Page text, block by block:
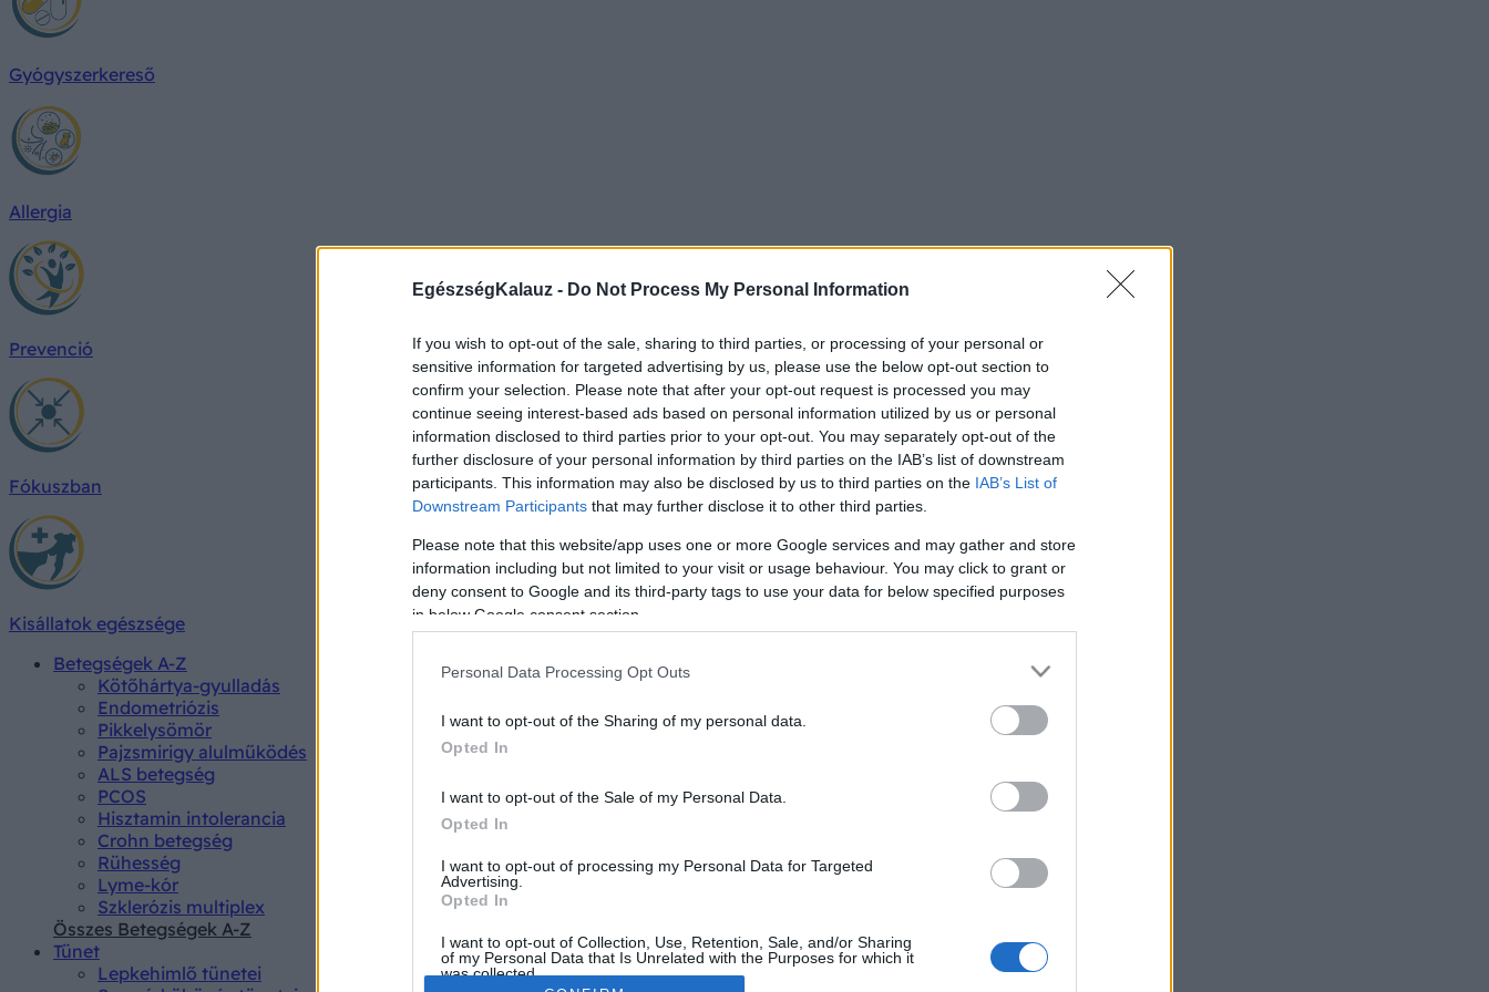
EgészségKalauz - Do Not Process My Personal Information
If you wish to opt-out of the sale, sharing to third parties, or processing of your personal or
sensitive information for targeted advertising by us, please use the below opt-out section to
confirm your selection. Please note that after your opt-out request is processed you may
continue seeing interest-based ads based on personal information utilized by us or personal
information disclosed to third parties prior to your opt-out. You may separately opt-out of the
further disclosure of your personal information by third parties on the IAB’s list of downstream
participants. This information may also be disclosed by us to third parties on the IAB’s List of
Downstream Participants that may further disclose it to other third parties.
Please note that this website/app uses one or more Google services and may gather and store
information including but not limited to your visit or usage behaviour. You may click to grant or
deny consent to Google and its third-party tags to use your data for below specified purposes
in below Google consent section.
Personal Data Processing Opt Outs
I want to opt-out of the Sharing of my personal data.
Opted In
I want to opt-out of the Sale of my Personal Data.
Opted In
I want to opt-out of processing my Personal Data for Targeted
Advertising.
Opted In
I want to opt-out of Collection, Use, Retention, Sale, and/or Sharing
of my Personal Data that Is Unrelated with the Purposes for which it
was collected.
Gyógyszerkereső
Allergia
Prevenció
Fókuszban
Kisállatok egészsége
Betegségek A-Z
Kötőhártya-gyulladás
Endometriózis
Pikkelysömör
Pajzsmirigy alulműködés
ALS betegség
PCOS
Hisztamin intolerancia
Crohn betegség
Rühesség
Lyme-kór
Szklerózis multiplex
Összes Betegségek A-Z
Tünet
Lepkehimlő tünetei